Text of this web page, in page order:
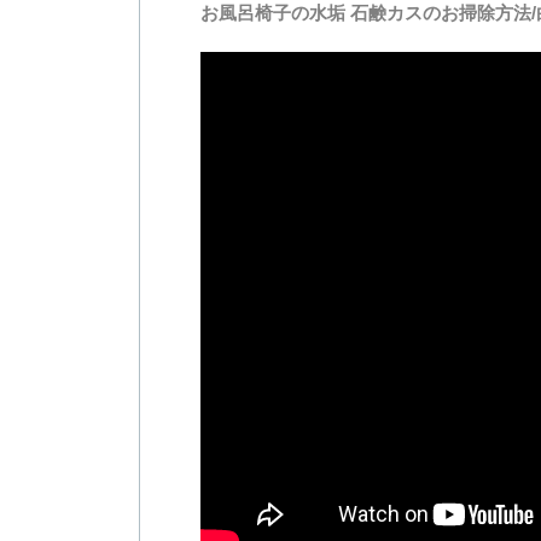
お風呂椅子の水垢 石鹸カスのお掃除方法/